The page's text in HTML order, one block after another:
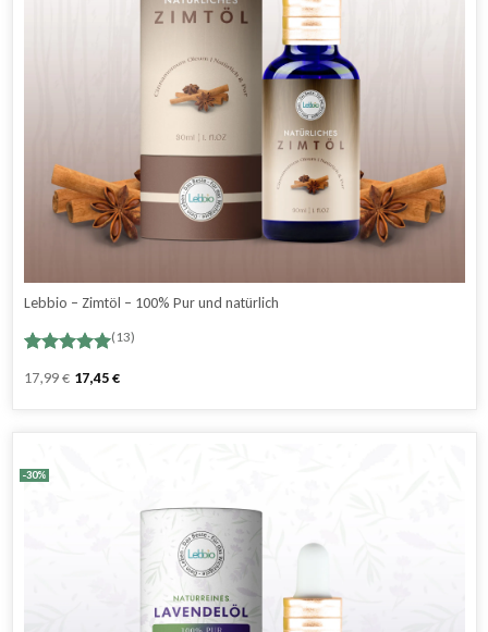
Lebbio – Zimtöl – 100% Pur und natürlich
mit5.00
(13)
17,99€
Ursprünglicher
17,45€
Aktueller
-30%